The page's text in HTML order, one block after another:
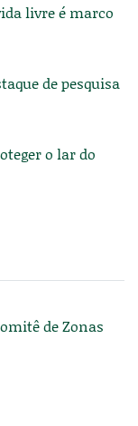
livre é marco
de pesquisa
o lar do
de Zonas